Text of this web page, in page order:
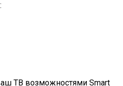
ТВ возможностями Smart